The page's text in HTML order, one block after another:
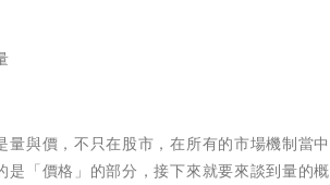
與價，不只在股市，在所有的市場機制當
「價格」的部分，接下來就要來談到量的概